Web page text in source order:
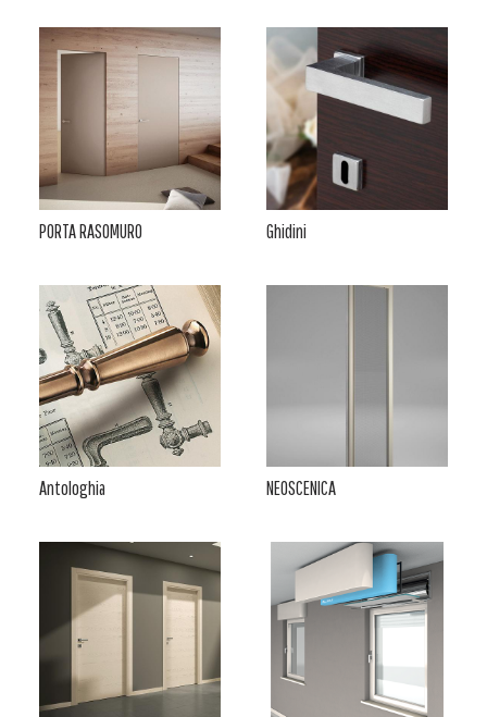
PORTA RASOMURO Ghidini
Antologhia NEOSCENICA